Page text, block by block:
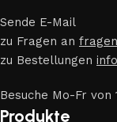
Sende E-Mail
zu Fragen an
zu Bestellungen
Besuche Mo-Fr von
Produkte